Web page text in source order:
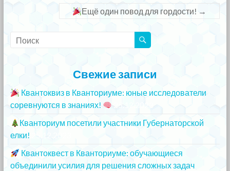
Ещё один повод для гордости! →
Свежие записи
Квантоквиз в Кванториуме: юные исследователи
соревнуются в знаниях!
Кванториум посетили участники Губернаторской
елки!
Квантоквест в Кванториуме: обучающиеся
объединили усилия для решения сложных задач